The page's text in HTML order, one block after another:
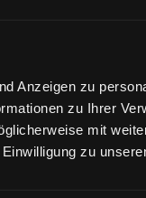
Anzeigen zu
zu Ihrer
mit
zu